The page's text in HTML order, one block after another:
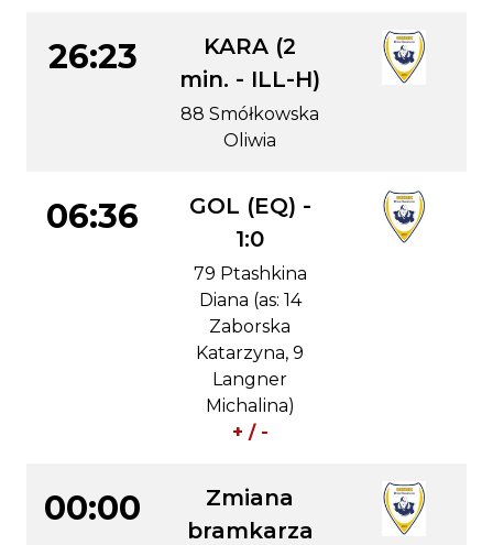
26:23
KARA (2
min. - ILL-H)
88 Smółkowska
Oliwia
06:36
GOL (EQ) -
1:0
79 Ptashkina
Diana (as: 14
Zaborska
Katarzyna, 9
Langner
Michalina)
+ / -
00:00
Zmiana
bramkarza